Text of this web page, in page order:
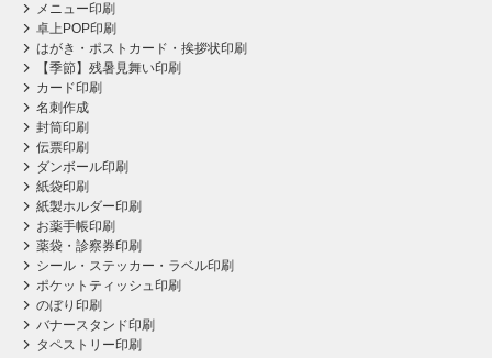
メニュー印刷
卓上POP印刷
はがき・ポストカード・挨拶状印刷
【季節】残暑見舞い印刷
カード印刷
名刺作成
封筒印刷
伝票印刷
ダンボール印刷
紙袋印刷
紙製ホルダー印刷
お薬手帳印刷
薬袋・診察券印刷
シール・ステッカー・ラベル印刷
ポケットティッシュ印刷
のぼり印刷
バナースタンド印刷
タペストリー印刷